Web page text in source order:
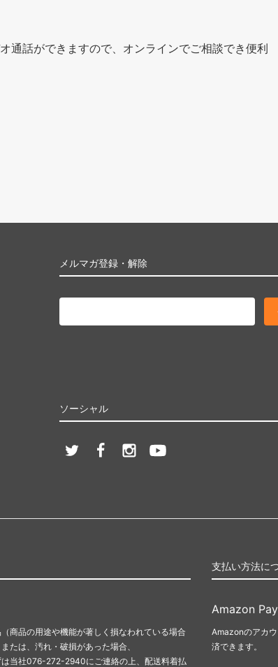
通話ができますので、オンラインでご相談でき便利
メルマガ登録・解除
ソーシャル
商品の用途や機能が著しく損なわれている場合
たは、汚れ・破損があった場合、
は当社076-272-2940にご連絡の上、配送料着払
支払い方法に
Amazon Pay
Amazonのアカ
済できます。